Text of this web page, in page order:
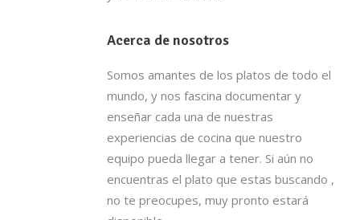
Acerca de nosotros
Somos amantes de los platos de todo el
mundo, y nos fascina documentar y
enseñar cada una de nuestras
experiencias de cocina que nuestro
equipo pueda llegar a tener. Si aún no
encuentras el plato que estas buscando ,
no te preocupes, muy pronto estará